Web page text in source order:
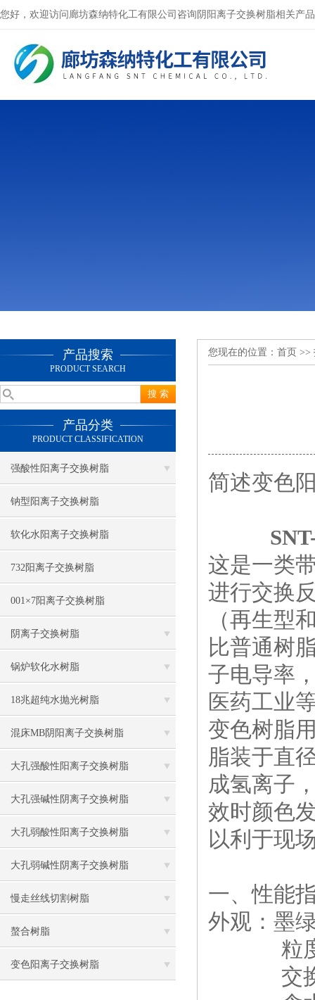
您好，欢迎访问廊坊森纳特化工有限公司咨询阴阳离子交换树脂相关产
产品搜索
PRODUCT SEARCH
产品分类
PRODUCT CLASSIFICATION
强酸性阳离子交换树脂
钠型阳离子交换树脂
软化水阳离子交换树脂
732阳离子交换树脂
001×7阳离子交换树脂
阴离子交换树脂
锅炉软化水树脂
18兆超纯水抛光树脂
混床MB阴阳离子交换树脂
大孔强酸性阳离子交换树脂
大孔强碱性阴离子交换树脂
大孔弱酸性阳离子交换树脂
大孔弱碱性阴离子交换树脂
慢走丝线切割树脂
螯合树脂
变色阳离子交换树脂
您现在的位置： 首页 >>
简述变色
这是一类
进行交换
（再生型
比普通树
子电导率
医药工业
变色树脂
脂装于直
成氢离子
效时颜色
以利于现
一、性能
外观：墨
粒度：
交换容